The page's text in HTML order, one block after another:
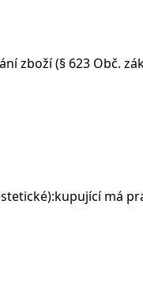
zboží (§ 623 Obč.
má